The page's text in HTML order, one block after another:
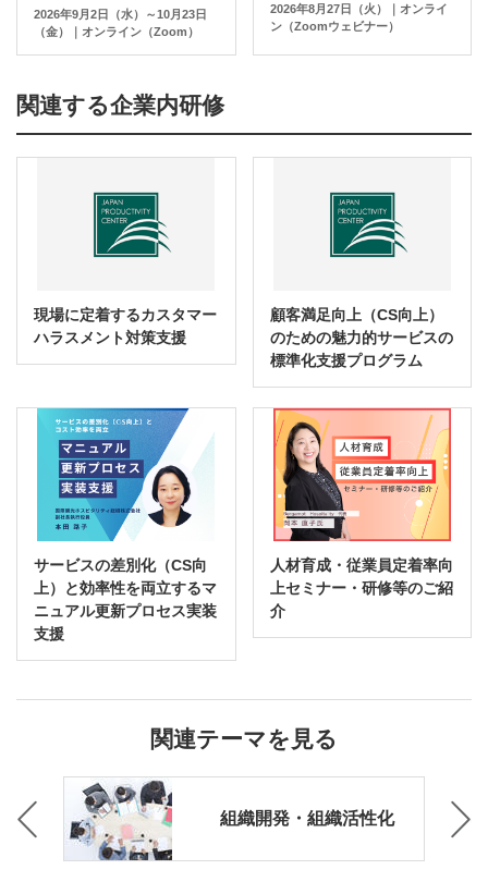
2026年9月2日（水）～10月23日
（金）｜オンライン（Zoom）
2026年8月27日（火）｜オンライ
ン（Zoomウェビナー）
関連する企業内研修
現場に定着するカスタマー
ハラスメント対策支援
顧客満足向上（CS向上）
のための魅力的サービスの
標準化支援プログラム
サービスの差別化（CS向
上）と効率性を両立するマ
ニュアル更新プロセス実装
支援
人材育成・従業員定着率向
上セミナー・研修等のご紹
介
関連テーマを見る
組織開発・組織活性化